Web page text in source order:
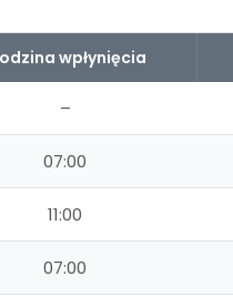
wpłynięcia
–
07:00
11:00
07:00